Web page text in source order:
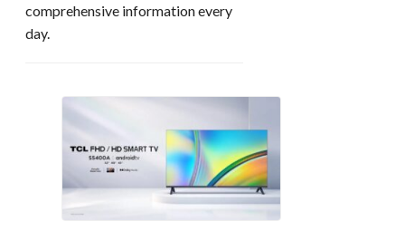
comprehensive information every
day.